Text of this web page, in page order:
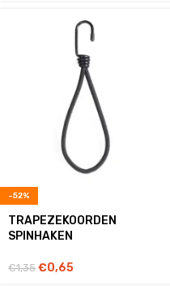
-52%
TRAPEZEKOORDEN
SPINHAKEN
€1,35 €0,65